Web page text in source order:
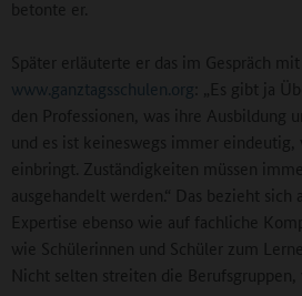
betonte er.
Später erläuterte er das im Gespräch mit
www.ganztagsschulen.org : „Es gibt ja
den Professionen, was ihre Ausbildung
und es ist keineswegs immer
einbringt. Zuständigkeiten müssen
ausgehandelt werden.“ Das bezieht sich
Expertise ebenso wie auf fachliche
wie Schülerinnen und Schüler zum
Nicht selten streiten die Berufsgruppen,